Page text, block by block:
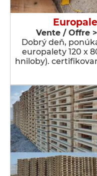
Vente / Offre
Dobrý deň,
europalety 120 x
hniloby).